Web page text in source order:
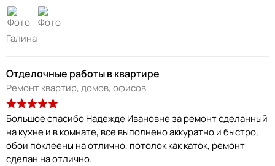
Галина
Отделочные работы в квартире
Ремонт квартир, домов, офисов
Большое спасибо Надежде Ивановне за ремонт сделанный
на кухне и в комнате, все выполнено аккуратно и быстро,
обои поклеены на отлично, потолок как каток, ремонт